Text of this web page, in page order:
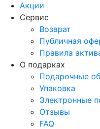
Акции
Сервис
Возврат
Публичная
Правила
О подарках
Подарочные
Упаковка
Электронные
Отзывы
FAQ